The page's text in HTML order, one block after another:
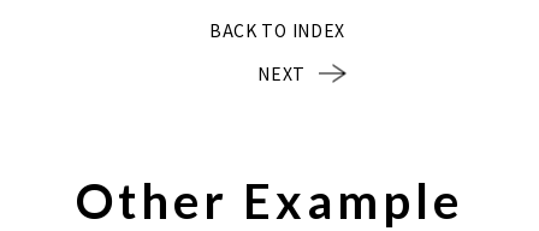
BACK TO INDEX
NEXT
Other Example